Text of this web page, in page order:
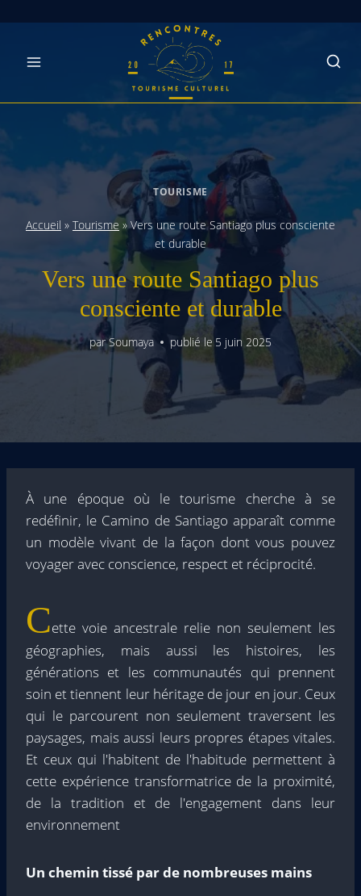
TOURISME
Accueil » Tourisme »Vers une route Santiago plus consciente
et durable
Vers une route Santiago plus
consciente et durable
parSoumaya publié le 5 juin 2025
À une époque où le tourisme cherche à se
redéfinir, le Camino de Santiago apparaît comme
un modèle vivant de la façon dont vous pouvez
voyager avec conscience, respect et réciprocité.
Cette voie ancestrale relie non seulement les
géographies, mais aussi les histoires, les
générations et les communautés qui prennent
soin et tiennent leur héritage de jour en jour. Ceux
qui le parcourent non seulement traversent les
paysages, mais aussi leurs propres étapes vitales.
Et ceux qui l'habitent de l'habitude permettent à
cette expérience transformatrice de la proximité,
de la tradition et de l'engagement dans leur
environnement
Un chemin tissé par de nombreuses mains